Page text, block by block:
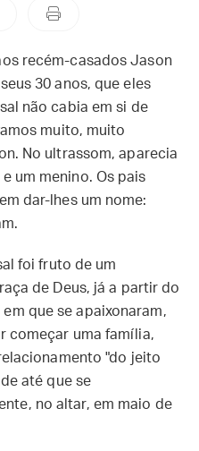
recém-casados Jason
30 anos, que eles
não cabia em si de
muito, muito
No ultrassom, aparecia
um menino. Os pais
dar-lhes um nome:
foi fruto de um
de Deus, já a partir do
que se apaixonaram,
começar uma família,
"do jeito
até que se
no altar, em maio de